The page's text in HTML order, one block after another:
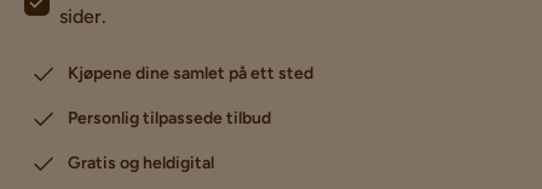
sider.
Kjøpene dine samlet på ett sted
Personlig tilpassede tilbud
Gratis og heldigital